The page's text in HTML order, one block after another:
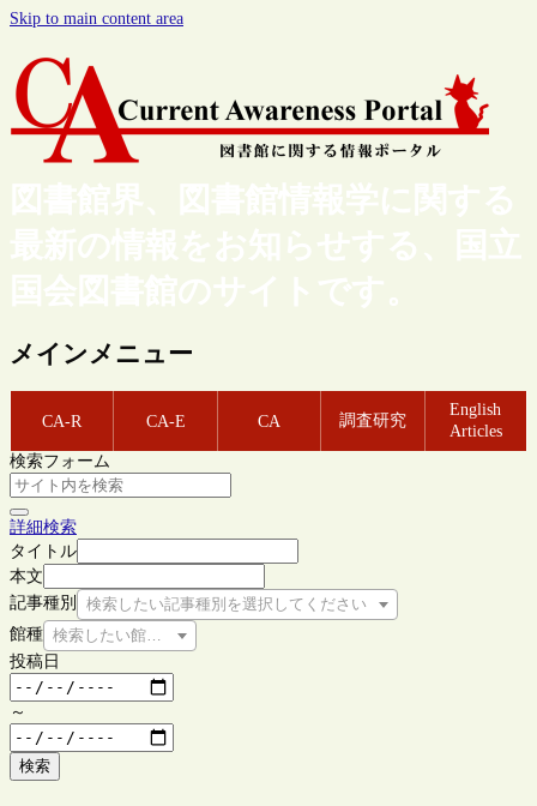
Skip to main content area
図書館界、図書館情報学に関する
最新の情報をお知らせする、国立
国会図書館のサイトです。
メインメニュー
CA-R CA-E CA 調査研究
English
Articles
検索フォーム
詳細検索
タイトル
本文
記事種別
検索したい記事種別を選択してください
館種 検索したい館種を選択してください
投稿日
～
検索